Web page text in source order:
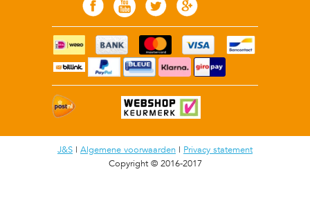
J&S | Algemene voorwaarden | Privacy statement
Copyright © 2016-2017